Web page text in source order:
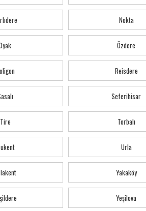
Nokta
Özdere
Reisdere
Seferihisar
Tire Torbalı
Urla
Yakaköy
Yeşilova